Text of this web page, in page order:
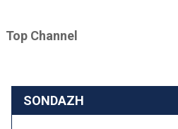
Top Channel
SONDAZH